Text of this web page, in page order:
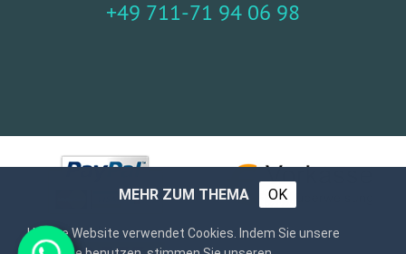
+49 711-71 94 06 98
MEHR ZUM THEMA OK
Unsere Website verwendet Cookies. Indem Sie unsere